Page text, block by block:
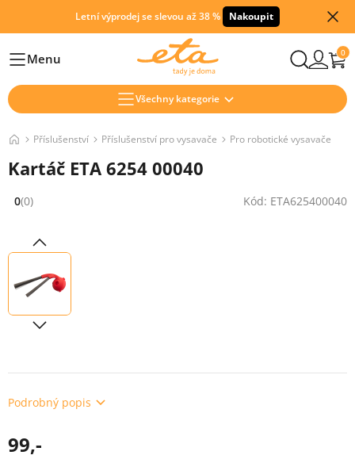
Letní výprodej se slevou až 38 % Nakoupit
HlavníMenu 0
Všechny kategorie
Příslušenství Příslušenství pro vysavače Pro robotické vysavače
Kartáč ETA 6254 00040
Hodnocení: 0 z 5 (0 recenzí)
0(0) Kód: ETA625400040
Podrobný popis
99,-